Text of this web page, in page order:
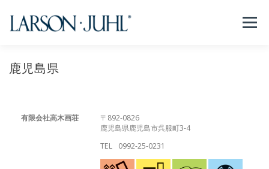
メニュー
NEWS
取扱店リスト
鹿児島県
有限会社高木画荘
〒892-0826
鹿児島県鹿児島市呉服町3-4
TEL
0992-25-0231